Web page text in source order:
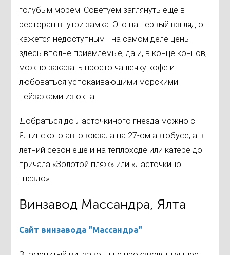
голубым морем. Советуем заглянуть еще в
ресторан внутри замка. Это на первый взгляд он
кажется недоступным - на самом деле цены
здесь вполне приемлемые, да и, в конце концов,
можно заказать просто чащечку кофе и
любоваться успокаивающими морскими
пейзажами из окна.
Добраться до Ласточкиного гнезда можно с
Ялтинского автовокзала на 27-ом автобусе, а в
летний сезон еще и на теплоходе или катере до
причала «Золотой пляж» или «Ласточкино
гнездо».
Винзавод Массандра, Ялта
Сайт винзавода "Массандра"